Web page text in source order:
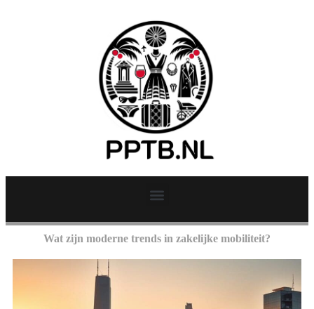
Wat zijn moderne trends in zakelijke mobiliteit?